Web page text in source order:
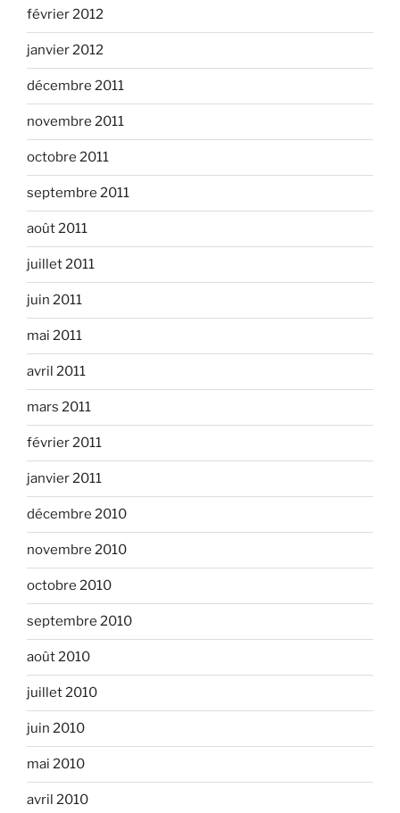
février 2012
janvier 2012
décembre 2011
novembre 2011
octobre 2011
septembre 2011
août 2011
juillet 2011
juin 2011
mai 2011
avril 2011
mars 2011
février 2011
janvier 2011
décembre 2010
novembre 2010
octobre 2010
septembre 2010
août 2010
juillet 2010
juin 2010
mai 2010
avril 2010